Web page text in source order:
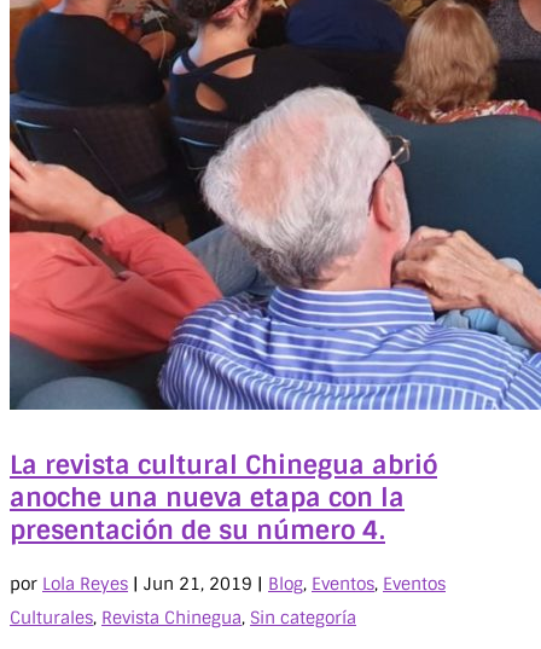
La revista cultural Chinegua abrió
anoche una nueva etapa con la
presentación de su número 4.
por Lola Reyes | Jun 21, 2019 | Blog, Eventos, Eventos
Culturales, Revista Chinegua, Sin categoría